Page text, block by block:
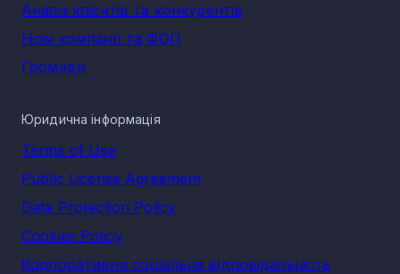
Аналіз клієнтів та конкурентів
Нові компанії та ФОП
Громади
Юридична інформація
Terms of Use
Public License Agreement
Data Protection Policy
Cookies Policy
Корпоративна соціальна відповідальність